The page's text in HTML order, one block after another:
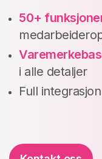
50+
i alle detaljer
Full